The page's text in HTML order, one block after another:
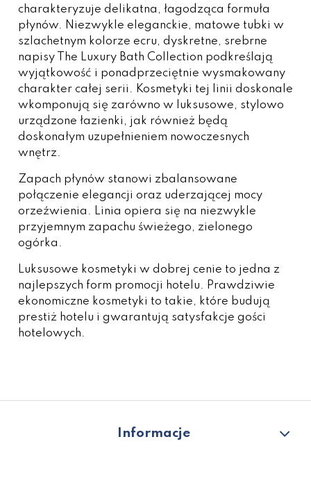
charakteryzuje delikatna, łagodząca formuła
płynów. Niezwykle eleganckie, matowe tubki w
szlachetnym kolorze ecru, dyskretne, srebrne
napisy The Luxury Bath Collection podkreślają
wyjątkowość i ponadprzeciętnie wysmakowany
charakter całej serii. Kosmetyki tej linii doskonale
wkomponują się zarówno w luksusowe, stylowo
urządzone łazienki, jak również będą
doskonałym uzupełnieniem nowoczesnych
wnętrz.
Zapach płynów stanowi zbalansowane
połączenie elegancji oraz uderzającej mocy
orzeźwienia. Linia opiera się na niezwykle
przyjemnym zapachu świeżego, zielonego
ogórka.
Luksusowe kosmetyki w dobrej cenie to jedna z
najlepszych form promocji hotelu. Prawdziwie
ekonomiczne kosmetyki to takie, które budują
prestiż hotelu i gwarantują satysfakcje gości
hotelowych.
Informacje